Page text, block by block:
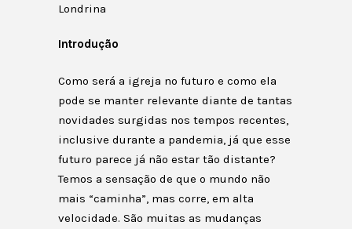
Londrina
Introdução
Como será a igreja no futuro e como ela
pode se manter relevante diante de tantas
novidades surgidas nos tempos recentes,
inclusive durante a pandemia, já que esse
futuro parece já não estar tão distante?
Temos a sensação de que o mundo não
mais “caminha”, mas corre, em alta
velocidade. São muitas as mudanças